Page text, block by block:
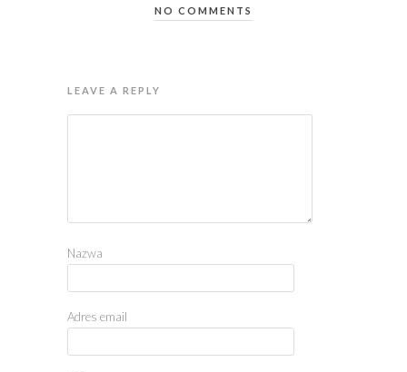
NO COMMENTS
LEAVE A REPLY
Nazwa
Adres email